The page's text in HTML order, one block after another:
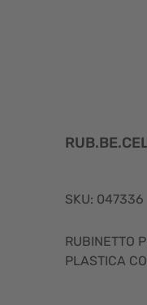
SKU: 047336
RUBINETTO
PLASTICA